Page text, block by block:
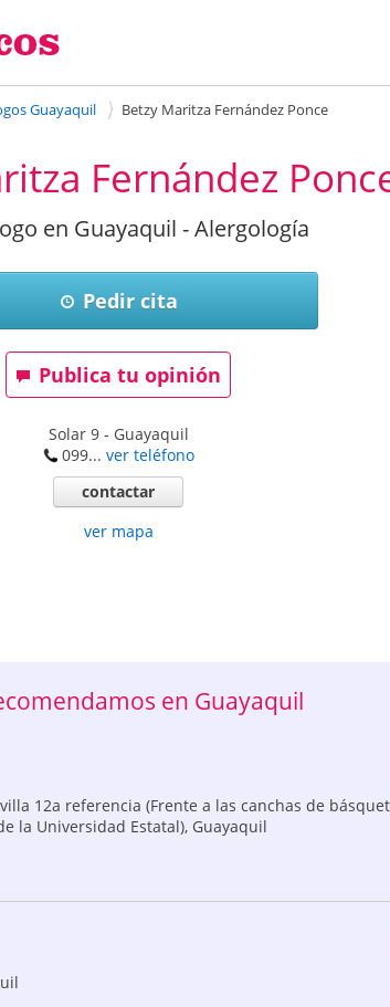
Guayaquil Betzy Maritza Fernández Ponce
Fernández
en Guayaquil - Alergología
Pedir cita
Publica tu opinión
Solar 9- Guayaquil
099... ver teléfono
contactar
ver mapa
en Guayaquil
12a referencia (Frente a las canchas de básquet
la Universidad Estatal), Guayaquil